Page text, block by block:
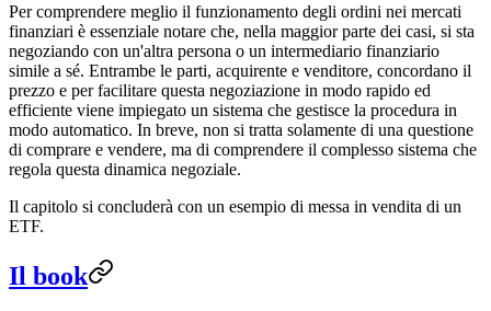
Per comprendere meglio il funzionamento degli ordini nei mercati
finanziari è essenziale notare che, nella maggior parte dei casi, si sta
negoziando con un'altra persona o un intermediario finanziario
simile a sé. Entrambe le parti, acquirente e venditore, concordano il
prezzo e per facilitare questa negoziazione in modo rapido ed
efficiente viene impiegato un sistema che gestisce la procedura in
modo automatico. In breve, non si tratta solamente di una questione
di comprare e vendere, ma di comprendere il complesso sistema che
regola questa dinamica negoziale.
Il capitolo si concluderà con un esempio di messa in vendita di un
ETF.
Il book